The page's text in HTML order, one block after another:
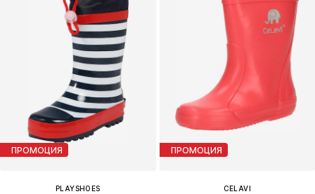
ПРОМОЦИЯ
PLAYSHOES
ПРОМОЦИЯ
CELAVI